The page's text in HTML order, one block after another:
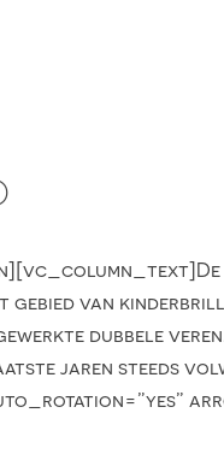
gebied van
dubbele
jaren steeds